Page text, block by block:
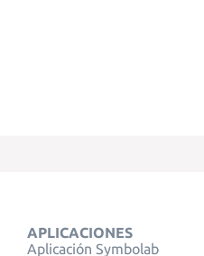
APLICACIONES
Aplicación Symbolab